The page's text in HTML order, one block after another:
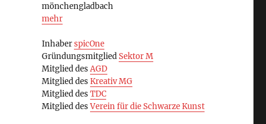
mönchengladbach
mehr
InhaberspicOne
GründungsmitgliedSektor M
Mitglied desAGD
Mitglied des Kreativ MG
Mitglied des TDC
Mitglied desVerein für die Schwarze Kunst